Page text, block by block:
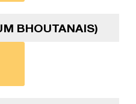
BHOUTANAIS)